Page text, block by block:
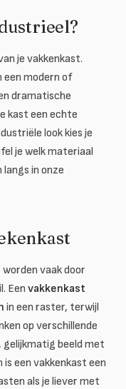
je vakkenkast.
een modern of
dramatische
kast een echte
look kies je
je welk materiaal
in onze
vaak door
Een vakkenkast
in een raster, terwijl
op verschillende
beeld met
een vakkenkast een
als je liever met